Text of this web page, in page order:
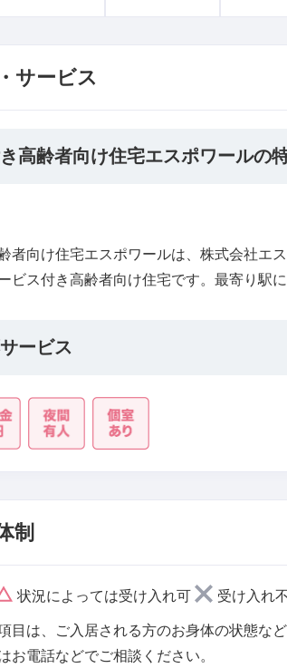
サービス
高齢者向け住宅エスポワールの
者向け住宅エスポワールは、株式会社エ
ビス付き高齢者向け住宅です。最寄り駅
ービス
制
状況によっては受け入れ可 受け入れ
目は、ご入居される方のお身体の状態な
お電話などでご相談ください。